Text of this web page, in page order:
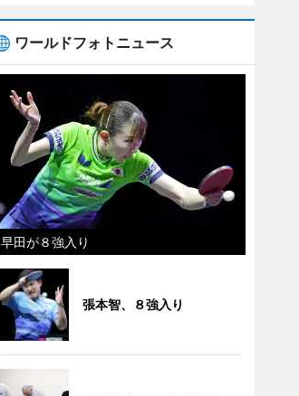
ワールドフォトニュース
早田が８強入り
張本智、８強入り